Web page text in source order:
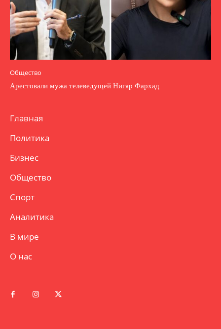
Общество
Арестовали мужа телеведущей Нигяр Фархад
Главная
Политика
Бизнес
Общество
Спорт
Аналитика
В мире
О нас